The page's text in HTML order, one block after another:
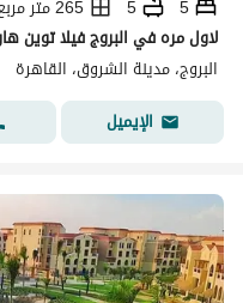
5
5
265 متر مربع
البروج، مدينة الشروق، القاهرة
الإيميل